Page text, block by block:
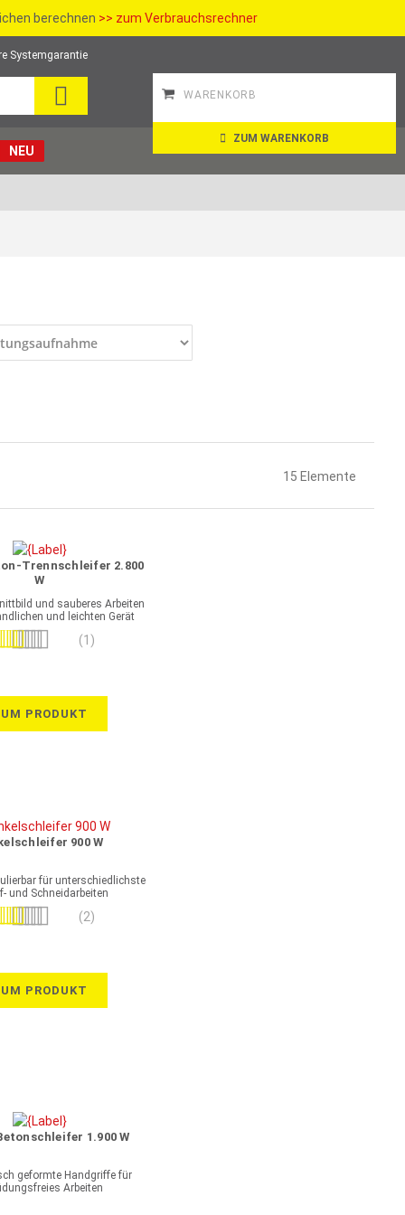
berechnen >> zum Verbrauchsrechner
Systemgarantie
WARENKORB
ZUM WARENKORB
NEU
15 Elemente
Trennschleifer 2.800
W
und sauberes Arbeiten
und leichten Gerät
(1)
PRODUKT
900 W
für unterschiedlichste
und Schneidarbeiten
(2)
PRODUKT
1.900 W
geformte Handgriffe für
Arbeiten